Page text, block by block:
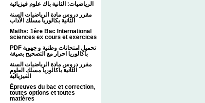
الرياضيات: الثانية باك علوم فيزيائية
مقرر دروس مادة الرياضيات السنة
الثانية بكالوريا مسلك الآداب
Maths: 1ère Bac International
sciences ex cours et exercices
PDF تحميل امتحانات وطنية و جهوية
باكالوريا احرار مع التصحيح بصيغة
مقرر دروس مادة الرياضيات السنة
الثانية باكالوريا مسلك العلوم
الفيزيائية
Épreuves du bac et correction,
toutes options et toutes
matières